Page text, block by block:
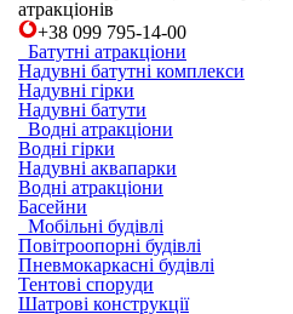
атракціонів
+38 099 795-14-00
Батутні атракціони
Надувні батутні комплекси
Надувні гірки
Надувні батути
Водні атракціони
Водні гірки
Надувні аквапарки
Водні атракціони
Басейни
Мобільні будівлі
Повітроопорні будівлі
Пневмокаркасні будівлі
Тентові споруди
Шатрові конструкції